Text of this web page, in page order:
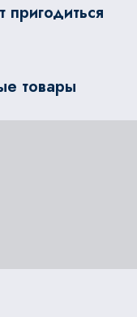
товары